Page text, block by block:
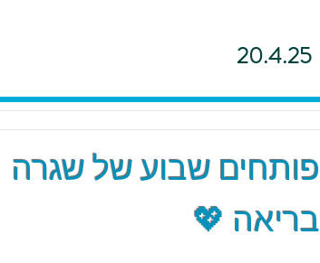
20.4.25
פותחים שבוע של שגרה
בריאה 💖